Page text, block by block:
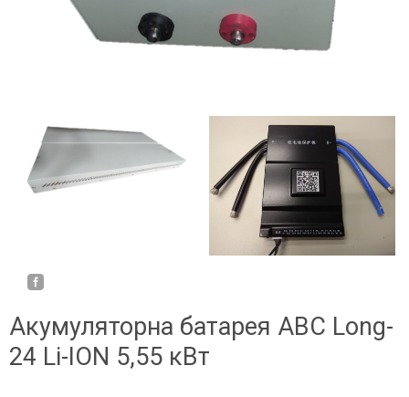
Акумуляторна батарея ABC Long-
24 Li-ION 5,55 кВт